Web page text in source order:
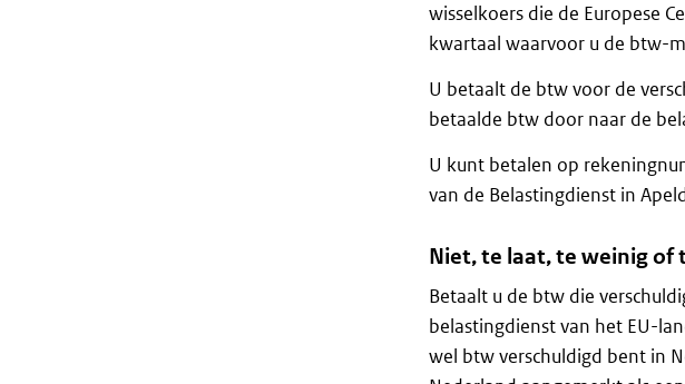
wisselkoers die de Europese
kwartaal waarvoor u de btw-
U betaalt de btw voor de
betaalde btw door naar de
U kunt betalen op
van de Belastingdienst in
Niet, te laat, te weinig of
Betaalt u de btw die
belastingdienst van het EU-
wel btw verschuldigd bent in